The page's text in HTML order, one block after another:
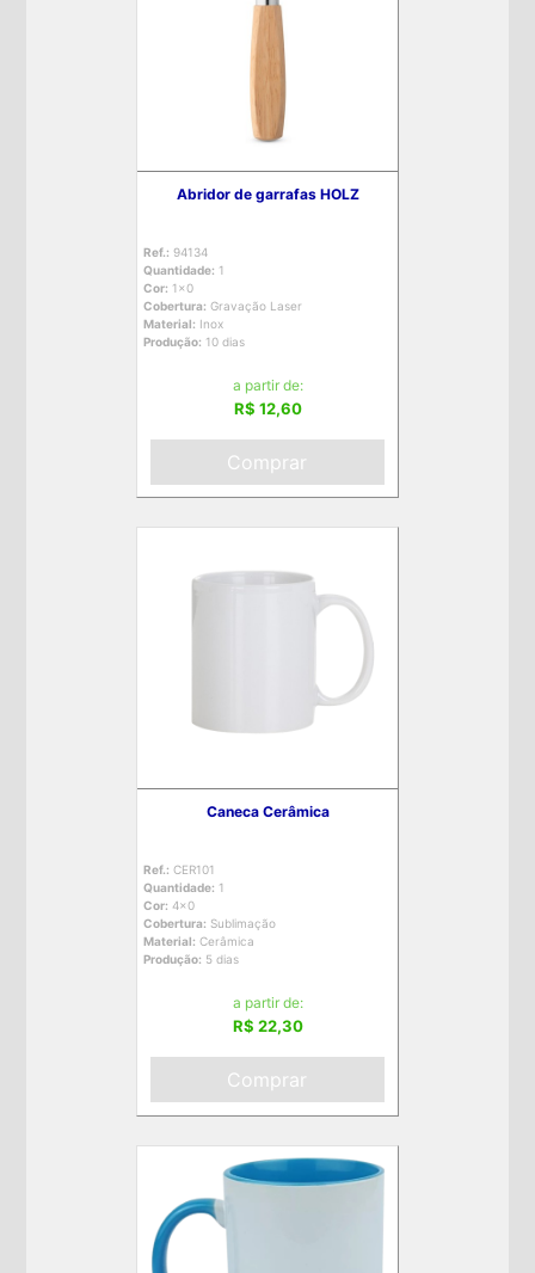
Abridor de garrafas HOLZ
Ref.: 94134
Quantidade: 1
Cor: 1x0
Cobertura: Gravação Laser
Material: Inox
Produção: 10 dias
a partir de:
R$ 12,60
Comprar
Caneca Cerâmica
Ref.: CER101
Quantidade: 1
Cor: 4x0
Cobertura: Sublimação
Material: Cerâmica
Produção: 5 dias
a partir de:
R$ 22,30
Comprar